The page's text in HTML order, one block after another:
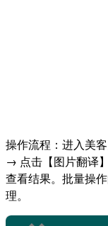
操作流程：进入美
→ 点击【图片翻译
查看结果。批量操
理。